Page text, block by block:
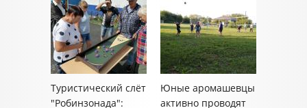
Туристический слёт
"Робинзонада":
Юные аромашевцы
активно проводят